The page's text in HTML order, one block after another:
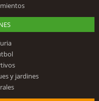
y jardines